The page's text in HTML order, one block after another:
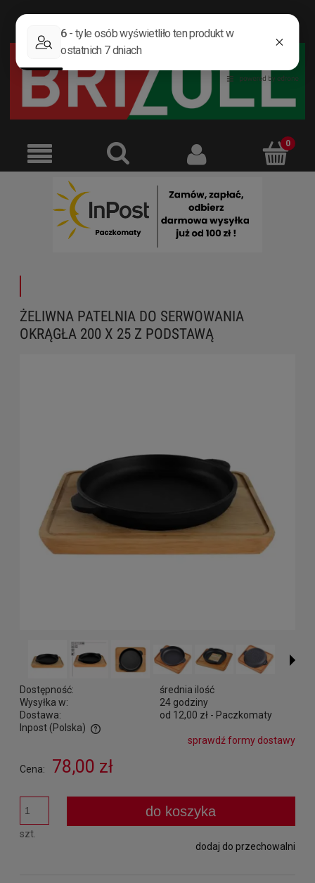
ZAREJESTRUJ SIĘ ZALOGUJ SIĘ
ŻELIWNA PATELNIA DO SERWOWANIA
OKRĄGŁA 200 X 25 Z PODSTAWĄ
Dostępność:
średnia ilość
Wysyłka w:
24 godziny
Dostawa:
od 12,00 zł - Paczkomaty
Inpost (Polska)
Cena nie zawiera ewentualnych kosztów płatnościsprawdź formy dostawy
Cena: 78,00 zł
szt.
do koszyka
dodaj do przechowalni